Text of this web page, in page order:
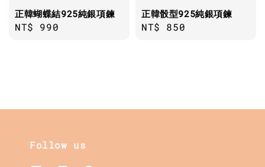
正韓蝴蝶結925純銀項鍊
Regular
NT$ 990
正韓骰型925純銀項鍊
Regular
NT$ 850
Follow us